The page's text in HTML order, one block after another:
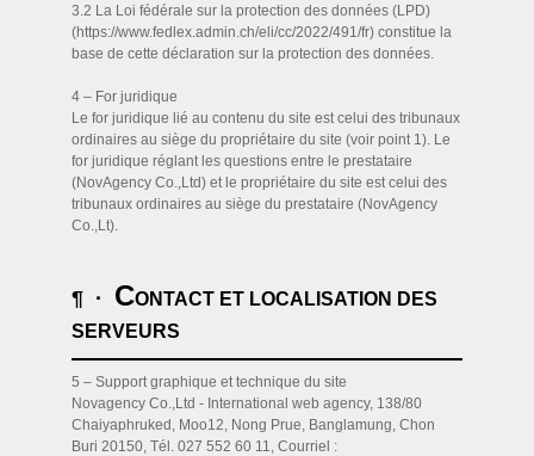
3.2 La Loi fédérale sur la protection des données (LPD)
(https://www.fedlex.admin.ch/eli/cc/2022/491/fr) constitue la
base de cette déclaration sur la protection des données.
4 – For juridique
Le for juridique lié au contenu du site est celui des tribunaux
ordinaires au siège du propriétaire du site (voir point 1). Le
for juridique réglant les questions entre le prestataire
(NovAgency Co.,Ltd) et le propriétaire du site est celui des
tribunaux ordinaires au siège du prestataire (NovAgency
Co.,Lt).
¶ · CONTACT ET LOCALISATION DES
SERVEURS
5 – Support graphique et technique du site
Novagency Co.,Ltd - International web agency, 138/80
Chaiyaphruked, Moo12, Nong Prue, Banglamung, Chon
Buri 20150, Tél. 027 552 60 11, Courriel :